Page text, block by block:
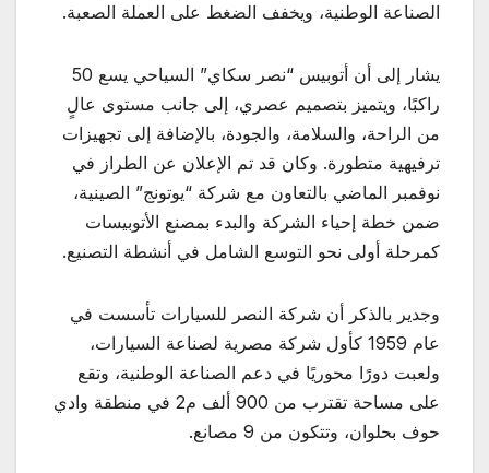
الصناعة الوطنية، ويخفف الضغط على العملة الصعبة.
يشار إلى أن أتوبيس “نصر سكاي” السياحي يسع 50
راكبًا، ويتميز بتصميم عصري، إلى جانب مستوى عالٍ
من الراحة، والسلامة، والجودة، بالإضافة إلى تجهيزات
ترفيهية متطورة. وكان قد تم الإعلان عن الطراز في
نوفمبر الماضي بالتعاون مع شركة “يوتونج” الصينية،
ضمن خطة إحياء الشركة والبدء بمصنع الأتوبيسات
كمرحلة أولى نحو التوسع الشامل في أنشطة التصنيع.
وجدير بالذكر أن شركة النصر للسيارات تأسست في
عام 1959 كأول شركة مصرية لصناعة السيارات،
ولعبت دورًا محوريًا في دعم الصناعة الوطنية، وتقع
على مساحة تقترب من 900 ألف م2 في منطقة وادي
حوف بحلوان، وتتكون من 9 مصانع.